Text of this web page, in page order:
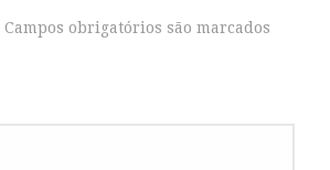
Campos obrigatórios são marcados